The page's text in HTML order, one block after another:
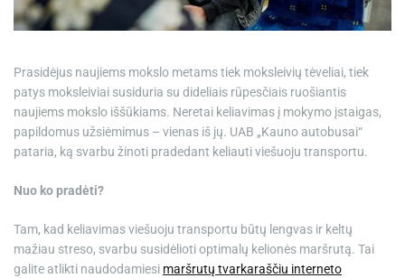
e
Prasidėjus naujiems mokslo metams tiek moksleivių tėveliai, tiek
patys moksleiviai susiduria su dideliais rūpesčiais ruošiantis
naujiems mokslo iššūkiams. Neretai keliavimas į mokymo įstaigas,
papildomus užsiėmimus – vienas iš jų. UAB „Kauno autobusai“
pataria, ką svarbu žinoti pradedant keliauti viešuoju transportu.
Nuo ko pradėti?
Tam, kad keliavimas viešuoju transportu būtų lengvas ir keltų
mažiau streso, svarbu susidėlioti optimalų kelionės maršrutą. Tai
galite atlikti naudodamiesi maršrutų tvarkaraščiu interneto